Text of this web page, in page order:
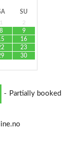
SU
1
2
8
9
16
23
30
- Partially booked